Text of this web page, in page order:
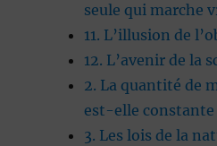
seule qui marche
11. L’illusion de
12. L’avenir de la
2. La quantité de
est-elle constante
3. Les lois de la